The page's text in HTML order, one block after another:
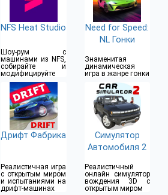
NFS Heat Studio
Шоу-рум с
машинами из NFS,
собирайте и
модифицируйте
Need for Speed:
NL Гонки
Знаменитая
динамическая
игра в жанре гонки
Дрифт Фабрика
Реалистичная игра
с открытым миром
и испытаниями на
дрифт-машинах
Симулятор
Автомобиля 2
Реалистичный
онлайн симулятор
вождения 3D с
открытым миром